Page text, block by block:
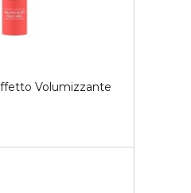
Volumizzante